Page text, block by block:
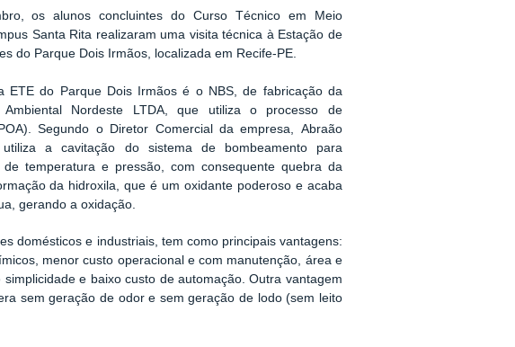
os alunos concluintes do Curso Técnico em Meio
Santa Rita realizaram uma visita técnica à Estação de
do Parque Dois Irmãos, localizada em Recife-PE.
ETE do Parque Dois Irmãos é o NBS, de fabricação da
Ambiental Nordeste LTDA, que utiliza o processo de
Segundo o Diretor Comercial da empresa,
Abraão
a cavitação do sistema de bombeamento para
temperatura e pressão, com consequente quebra da
da hidroxila, que é um oxidante poderoso e acaba
gerando a oxidação.
domésticos e industriais, tem como principais vantagens:
menor custo operacional e com manutenção, área e
e baixo custo de automação. Outra vantagem
sem geração de odor e sem geração de lodo (sem leito